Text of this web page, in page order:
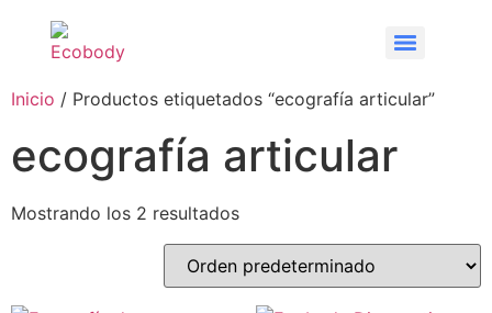
Inicio / Productos etiquetados “ecografía articular”
ecografía articular
Mostrando los 2 resultados